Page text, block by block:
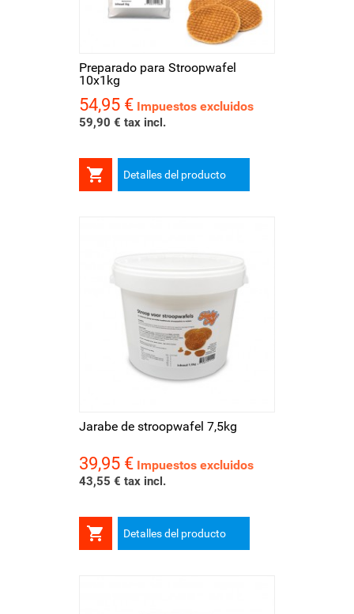
Preparado para Stroopwafel
10x1kg
Precio
54,95 € Impuestos excluidos
59,90 € tax incl.
 Detalles del producto
Jarabe de stroopwafel 7,5kg
Precio
39,95 € Impuestos excluidos
43,55 € tax incl.
 Detalles del producto